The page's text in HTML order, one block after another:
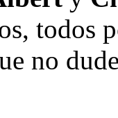
todos
no